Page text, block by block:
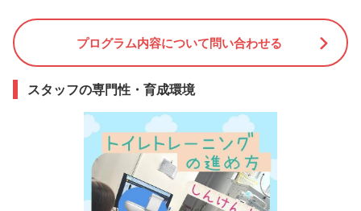
プログラム内容について問い合わせる
スタッフの専門性・育成環境